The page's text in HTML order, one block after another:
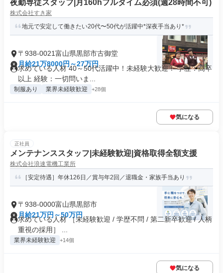
夜勤専従スタッフ|月160hフルタイム必須(週28時間不可)
株式会社すき家
地元で安定して働きたい20代〜50代が活躍中*深夜手当あり*
〒938-0021富山県黒部市古御堂
月給21万8000円～27万円
求めている人材 40～50代活躍中！未経験大歓迎！ 学歴：高卒
以上 経験：一切問いま...
制服あり 業界未経験歓迎 +28個
気になる
正社員
メンテナンススタッフ|未経験歓迎|資格取得全額支援
株式会社浪速電機工業所
［安定待遇］年休126日／賞与年2回／退職金・家族手当あり
〒938-0000富山県黒部市
月給21万円～50万円
求めている人材 ［未経験歓迎 / 学歴不問 / 第二新卒歓迎 / 人柄
重視の採用］ ...
業界未経験歓迎 +14個
気になる